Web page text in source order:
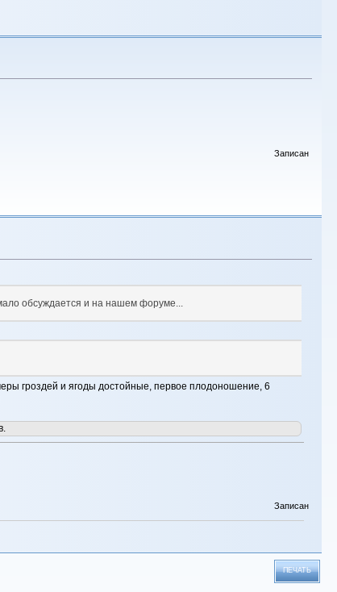
Записан
обсуждается и на нашем форуме...
гроздей и ягоды достойные, первое плодоношение, 6
Записан
ПЕЧАТЬ